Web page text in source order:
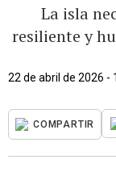
La isla
resiliente y
22 de abril de 2026 -
COMPARTIR